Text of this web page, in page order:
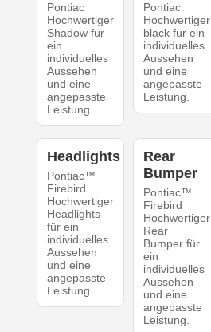
Pontiac
Hochwertiger
Shadow für
ein
individuelles
Aussehen
und eine
angepasste
Leistung.
Pontiac
Hochwertiger
black für ein
individuelles
Aussehen
und eine
angepasste
Leistung.
Headlights
Pontiac™
Firebird
Hochwertiger
Headlights
für ein
individuelles
Aussehen
und eine
angepasste
Leistung.
Rear
Bumper
Pontiac™
Firebird
Hochwertiger
Rear
Bumper für
ein
individuelles
Aussehen
und eine
angepasste
Leistung.